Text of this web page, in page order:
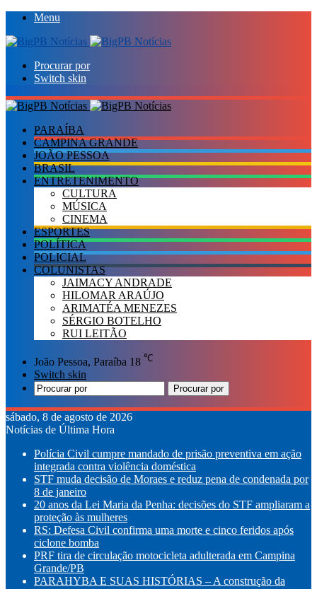
Menu
Procurar por
Switch skin
PARAÍBA
CAMPINA GRANDE
JOÃO PESSOA
BRASIL
ENTRETENIMENTO
CULTURA
MÚSICA
CINEMA
ESPORTES
POLÍTICA
POLICIAL
COLUNISTAS
JAIMACY ANDRADE
HILOMAR ARAÚJO
ARIMATÉA MENEZES
SÉRGIO BOTELHO
RUI LEITÃO
João Pessoa, Paraíba 18 ℃
Switch skin
Procurar por
sábado, 8 de agosto de 2026
Notícias de Última Hora
Polícia Civil cumpre mandado de prisão preventiva em ação
integrada contra violência doméstica
STF muda decisão de Moraes e reduz pena de condenada por
8 de janeiro
20 anos da Lei Maria da Penha: decisões do STF ampliaram a
proteção às mulheres
RS: Defesa Civil confirma uma morte e cinco feridos após
ciclone bomba
PRF tira de circulação motocicleta adulterada em Campina
Grande/PB
PARAHYBA E SUAS HISTÓRIAS – A construção da